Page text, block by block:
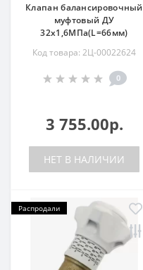
Клапан балансировочный
муфтовый ДУ
32х1,6МПа(L=66мм)
Код товара: 2Ц-00022624
0
3 755.00р.
НЕТ В НАЛИЧИИ
Распродали